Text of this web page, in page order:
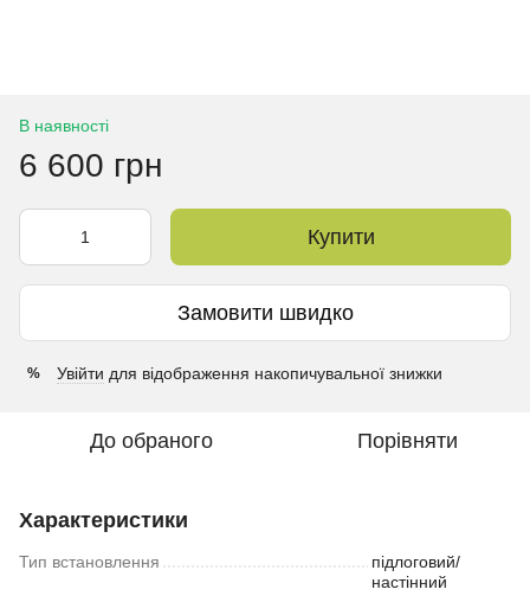
В наявності
6 600 грн
Купити
Замовити швидко
% Увійти для відображення накопичувальної знижки
До обраного Порівняти
Характеристики
Тип встановлення
підлоговий/
настінний